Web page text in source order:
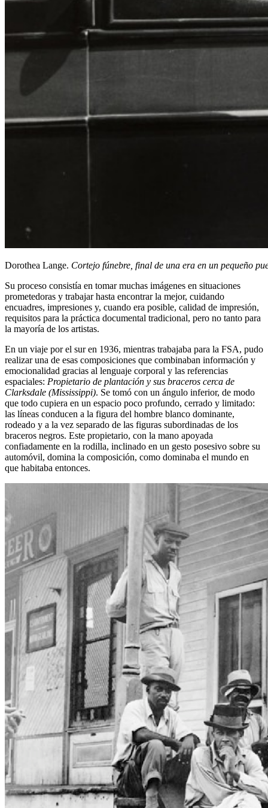
Dorothea Lange. Cortejo fúnebre, final de una era en un pequeño
Su proceso consistía en tomar muchas imágenes en situaciones
prometedoras y trabajar hasta encontrar la mejor, cuidando
encuadres, impresiones y, cuando era posible, calidad de impresión,
requisitos para la práctica documental tradicional, pero no tanto para
la mayoría de los artistas.
En un viaje por el sur en 1936, mientras trabajaba para la FSA, pudo
realizar una de esas composiciones que combinaban información y
emocionalidad gracias al lenguaje corporal y las referencias
espaciales: Propietario de plantación y sus braceros cerca de
Clarksdale (Mississippi). Se tomó con un ángulo inferior, de modo
que todo cupiera en un espacio poco profundo, cerrado y limitado:
las líneas conducen a la figura del hombre blanco dominante,
rodeado y a la vez separado de las figuras subordinadas de los
braceros negros. Este propietario, con la mano apoyada
confiadamente en la rodilla, inclinado en un gesto posesivo sobre su
automóvil, domina la composición, como dominaba el mundo en
que habitaba entonces.